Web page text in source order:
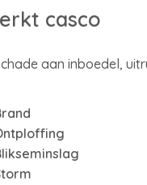
casco
aan inboedel,